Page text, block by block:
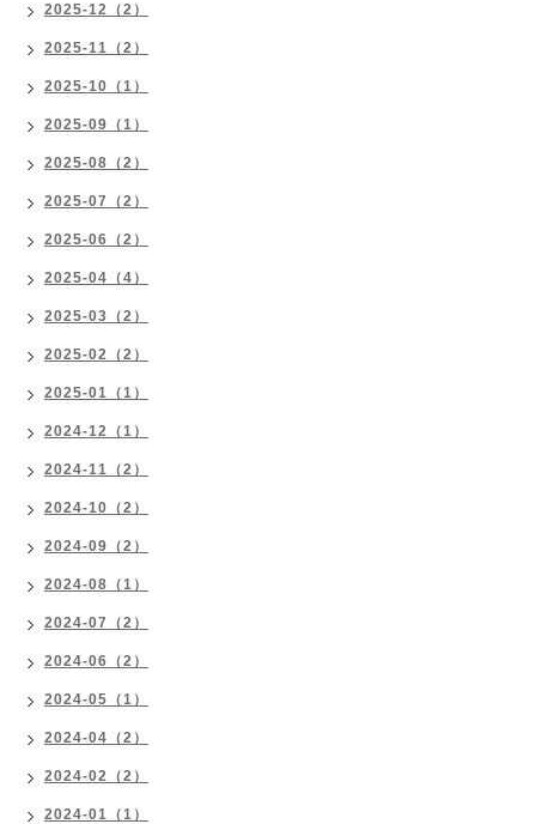
2025-12（2）
2025-11（2）
2025-10（1）
2025-09（1）
2025-08（2）
2025-07（2）
2025-06（2）
2025-04（4）
2025-03（2）
2025-02（2）
2025-01（1）
2024-12（1）
2024-11（2）
2024-10（2）
2024-09（2）
2024-08（1）
2024-07（2）
2024-06（2）
2024-05（1）
2024-04（2）
2024-02（2）
2024-01（1）